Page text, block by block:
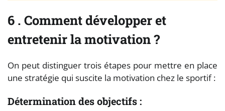
6 . Comment développer et
entretenir la motivation ?
On peut distinguer trois étapes pour mettre en place
une stratégie qui suscite la motivation chez le sportif :
Détermination des objectifs :